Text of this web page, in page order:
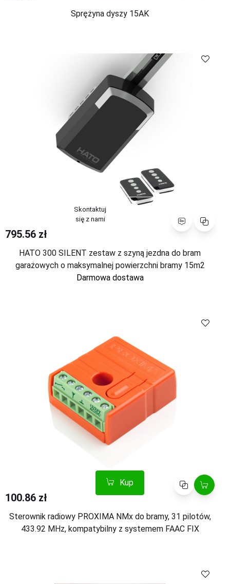
Sprężyna dyszy 15AK
Skontaktuj
się z nami
795.56 zł
HATO 300 SILENT zestaw z szyną jezdna do bram
garażowych o maksymalnej powierzchni bramy 15m2
Darmowa dostawa
Kup Porównaj
100.86 zł
Sterownik radiowy PROXIMA NMx do bramy, 31 pilotów,
433.92 MHz, kompatybilny z systemem FAAC FIX